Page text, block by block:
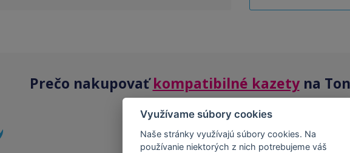
Prečo nakupovaťkompatibilné kazetyna
Využívame súbory cookies
Naše stránky využívajú súbory cookies. Na
používanie niektorých z nich potrebujeme váš